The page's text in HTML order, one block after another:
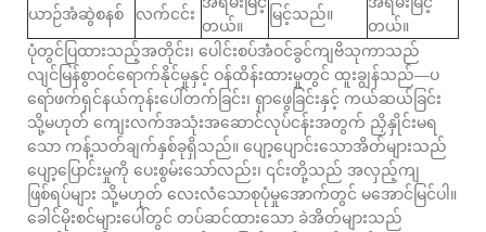
ယာဉ်အံဆွဲစနစ် လက်ငင်း
တယ်။
မြင့်သည်။
တယ်။
ပုံတွင်ပြထားသည့်အတိုင်း၊ ပေါင်းစပ်အံဝင်ခွင်ကျဗိသုကာသည်
လျင်မြန်စွာဝင်ရောက်နိုင်မှုနှင့် ဝန်ထိန်းထားမှုတွင် ထူးချွန်သည်—ပ
ရော်ဖက်ရှင်နယ်ကုန်းပေါ်တက်ခြင်း၊ ရှာဖွေခြင်းနှင့် ကယ်ဆယ်ခြင်း
သို့မဟုတ် ကျေးလက်အသုံးအဆောင်လုပ်ငန်းအတွက် ညှိနှိုင်းမရ
သော ကန့်သတ်ချက်နှစ်ခုရှိသည်။ ပျော့ပျောင်းသောအိတ်များသည်
ပျော့ပြောင်းမှုကို ပေးစွမ်းသော်လည်း၊ ၎င်းတို့သည် အလှည့်ကျ
ဖြစ်ရပ်များ သို့မဟုတ် လေးလံသောစုပုံမှုအောက်တွင် မအောင်မြင်ပါ။
ခေါင်မိုးစင်များပေါ်တွင် တပ်ဆင်ထားသော ခဲအိတ်များသည်